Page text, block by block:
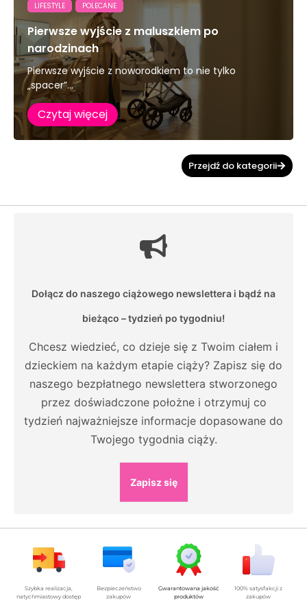
LIFESTYLE POLECANE
Pierwsze wyjście z maluszkiem po
narodzinach
Pierwsze wyjście z noworodkiem to nie tylko
„spacer”...
Czytaj więcej
Przejdź do kategorii
Dołącz do naszego ciążowego newslettera i bądź na
bieżąco – tydzień po tygodniu!
Chcesz wiedzieć, co dzieje się z Twoim ciałem i
dzieckiem na każdym etapie ciąży? Zapisz się do
naszego bezpłatnego newslettera stworzonego
przez doświadczone położne i otrzymuj co
tydzień najważniejsze informacje dopasowane do
Twojego tygodnia ciąży.
Zapisz się
Szybka realizacja,
natychmiastowy dostęp
Bezpieczeństwo
zakupów
Gwarantowana jakość
produktów
100% satysfakcji z
zakupów